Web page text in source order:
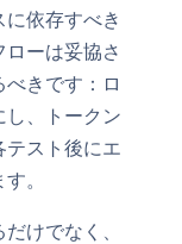
依存すべき
ーは妥協さ
きです：ロ
し、トークン
テスト後にエ
。
けでなく、